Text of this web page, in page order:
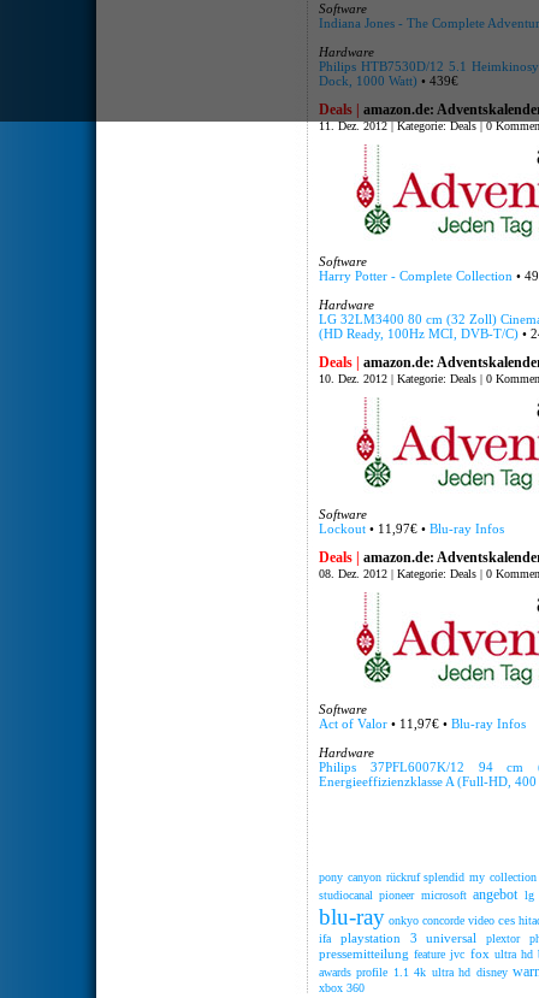
Software
Indiana Jones - The Complete
Hardware
Philips HTB7530D/12 5.1
Dock, 1000 Watt) • 439€
Deals | amazon.de:
11. Dez. 2012 | Kategorie:Deals|0
Software
Harry Potter - Complete Collection •
Hardware
LG 32LM3400 80 cm (32 Zoll)
(HD Ready, 100Hz MCI, DVB-T/C) •
Deals | amazon.de:
10. Dez. 2012 | Kategorie: Deals | 0
Software
Lockout • 11,97€ • Blu-ray Infos
Deals | amazon.de:
08. Dez. 2012 | Kategorie: Deals | 0
Software
Act of Valor • 11,97€ • Blu-ray Infos
Hardware
Philips 37PFL6007K/12 94 cm
Energieeffizienzklasse A (Full-HD,
pony canyon rückruf splendid my collection
studiocanal pioneer microsoft angebot lg
blu-ray onkyo concorde video ces
ifa
playstation 3 universal plextor
pressemitteilung feature jvc fox ultra hd
awards profile 1.1 4k ultra hd disney
xbox 360